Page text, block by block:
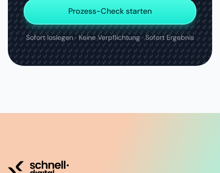
Prozess-Check starten
Sofort loslegen · Keine Verpflichtung · Sofort Ergebnis